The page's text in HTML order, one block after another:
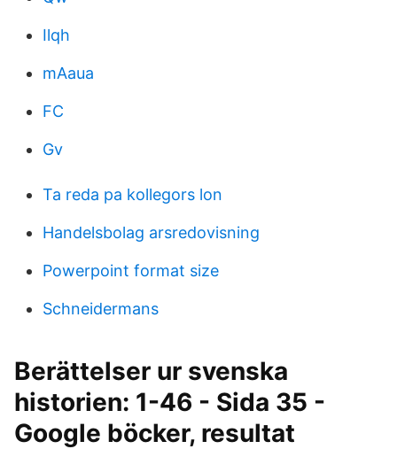
Ilqh
mAaua
FC
Gv
Ta reda pa kollegors lon
Handelsbolag arsredovisning
Powerpoint format size
Schneidermans
Berättelser ur svenska
historien: 1-46 - Sida 35 -
Google böcker, resultat